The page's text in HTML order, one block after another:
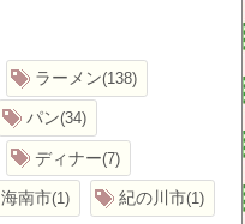
ラーメン 138
パン 34
ディナー 7
海南市 1 紀の川市 1